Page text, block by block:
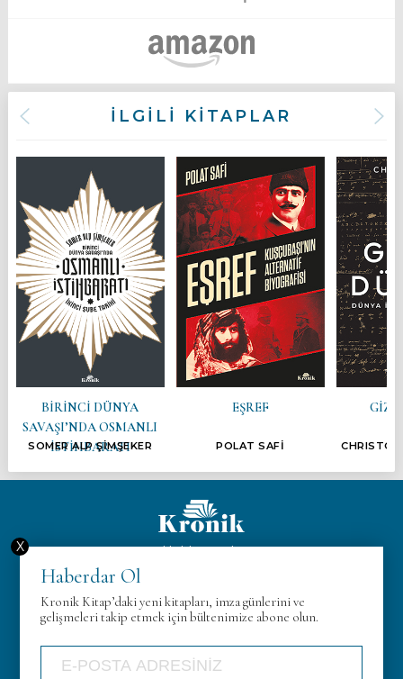
İLGİLİ KİTAPLAR
BİRİNCİ DÜNYA
SAVAŞI’NDA OSMANLI
İSTİHBARATI
SOMER ALP ŞİMŞEKER
EŞREF
POLAT SAFİ
Hakkımızda
Gizlilik Politikası
İletişim
Haberdar Ol
Kronik Kitap’daki yeni kitapları, imza günlerini ve
gelişmeleri takip etmek için bültenimize abone olun.
X